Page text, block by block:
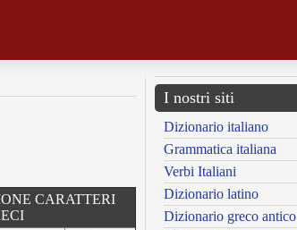
CARATTERI
I nostri siti
Dizionario italiano
Grammatica italiana
Verbi Italiani
Dizionario latino
Dizionario greco antico